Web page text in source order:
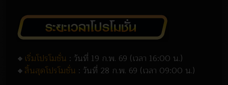
🔸 เริ่มโปรโมชั่น : วันที่ 19 ก.พ. 69 (เวลา 16:00 น.)
🔸สิ้นสุดโปรโมชั่น : วันที่ 28 ก.พ. 69 (เวลา 09:00 น.)